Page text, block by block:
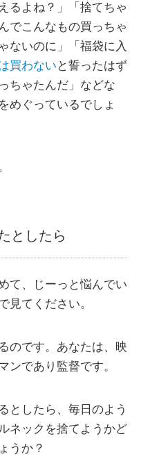
るよね？」「捨てちゃ
でこんなもの買っちゃ
ないのに」「福袋に入
買わない と誓ったはず
ちゃたんだ」などな
めぐっているでしょ
としたら
て、じーっと悩んでい
見てください。
のです。あなたは、映
ンであり監督です。
としたら、毎日のよう
ネックを捨てようかど
うか？